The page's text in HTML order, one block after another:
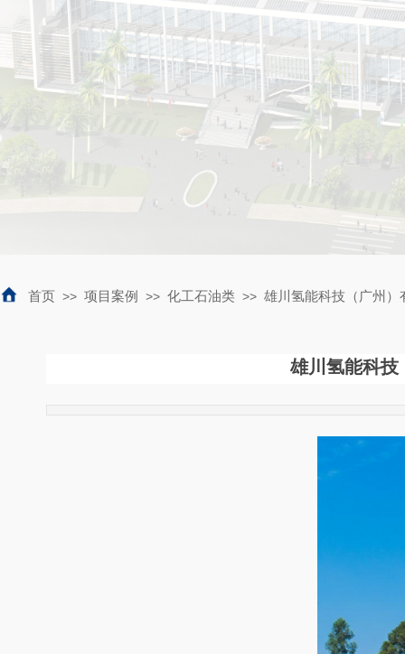
首页 >> 项目案例 >> 化工石油类 >> 雄川氢能科技（广州）
雄川氢能科技